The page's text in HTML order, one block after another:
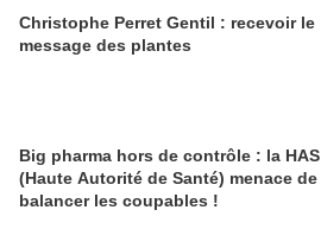
Christophe Perret Gentil : recevoir le
message des plantes
Big pharma hors de contrôle : la HAS
(Haute Autorité de Santé) menace de
balancer les coupables !